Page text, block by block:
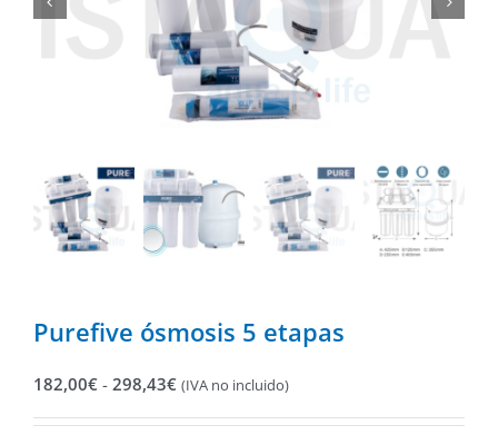
Purefive ósmosis 5 etapas
182,00€ - 298,43€Rango
precios:
(IVA no incluido)